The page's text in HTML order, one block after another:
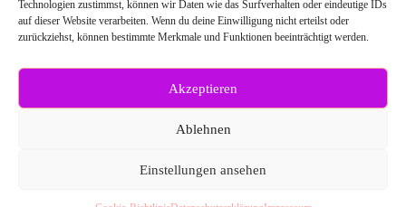
Technologien zustimmst, können wir Daten wie das Surfverhalten oder eindeutige IDs
auf dieser Website verarbeiten. Wenn du deine Einwilligung nicht erteilst oder
zurückziehst, können bestimmte Merkmale und Funktionen beeinträchtigt werden.
Akzeptieren
Ablehnen
Einstellungen ansehen
Weitere Fragen?
Kontaktiere uns:
Telefonnr.: 0676/6086527
Blossom Beauty - Webdesign:SEO-Handwerker